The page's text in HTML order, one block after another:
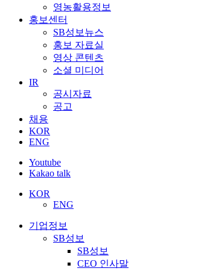
영농활용정보
홍보센터
SB성보뉴스
홍보 자료실
영상 콘텐츠
소셜 미디어
IR
공시자료
공고
채용
KOR
ENG
Youtube
Kakao talk
KOR
ENG
기업정보
SB성보
SB성보
CEO 인사말